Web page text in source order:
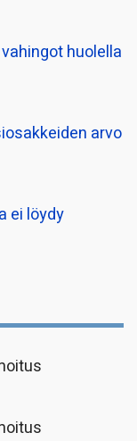
huolella
arvo
ei löydy